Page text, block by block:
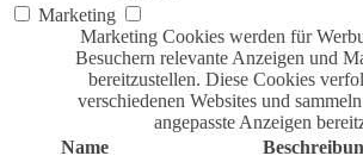
Marketing
Marketing Cookies werden für
Besuchern relevante Anzeigen und
bereitzustellen. Diese Cookies
verschiedenen Websites und
angepasste Anzeigen
Name